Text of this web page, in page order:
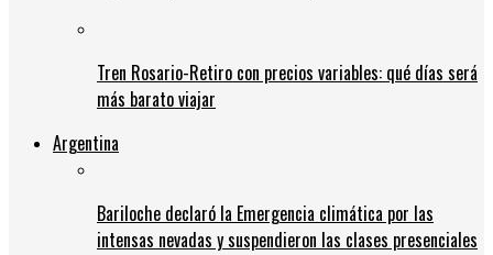
Tren Rosario-Retiro con precios variables: qué días será
más barato viajar
Argentina
Bariloche declaró la Emergencia climática por las
intensas nevadas y suspendieron las clases presenciales